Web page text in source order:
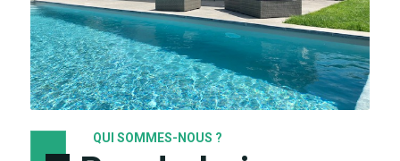
QUI SOMMES-NOUS ?